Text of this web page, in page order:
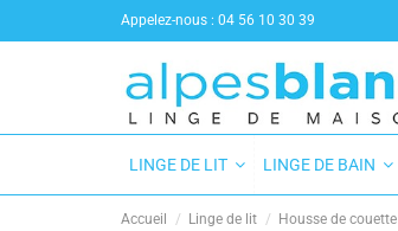
Appelez-nous : 04 56 10 30 39
LINGE DE LIT LINGE DE BAIN
Accueil Linge de lit Housse de couette